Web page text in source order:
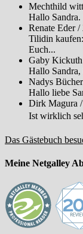
Mechthild
Hallo
Renate Eder/
Tilidin
Euch...
Gaby Kickuth
Hallo
Nadys
Hallo liebe
Dirk Magura /
Ist wirklich
Das Gästebuch
Meine Netgalley